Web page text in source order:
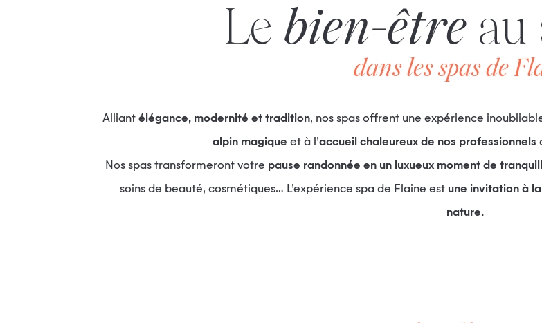
Le bien-êtreau
dans les spas de
Alliant élégance, modernité et tradition, nos spas offrent une expérience
alpin magique et à l’accueil chaleureux de nos professionnels
Nos spas transformeront votre pause randonnée en un luxueux moment de
soins de beauté, cosmétiques… L’expérience spa de Flaine est une invitation à
nature.